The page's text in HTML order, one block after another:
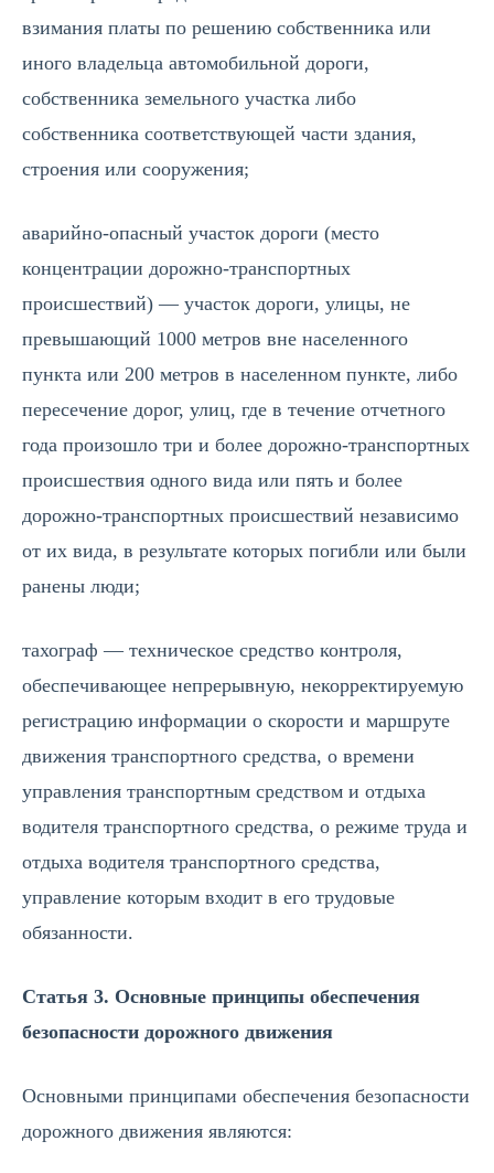
взимания платы по решению собственника или
иного владельца автомобильной дороги,
собственника земельного участка либо
собственника соответствующей части здания,
строения или сооружения;
аварийно-опасный участок дороги (место
концентрации дорожно-транспортных
происшествий) — участок дороги, улицы, не
превышающий 1000 метров вне населенного
пункта или 200 метров в населенном пункте, либо
пересечение дорог, улиц, где в течение отчетного
года произошло три и более дорожно-транспортных
происшествия одного вида или пять и более
дорожно-транспортных происшествий независимо
от их вида, в результате которых погибли или были
ранены люди;
тахограф — техническое средство контроля,
обеспечивающее непрерывную, некорректируемую
регистрацию информации о скорости и маршруте
движения транспортного средства, о времени
управления транспортным средством и отдыха
водителя транспортного средства, о режиме труда и
отдыха водителя транспортного средства,
управление которым входит в его трудовые
обязанности.
Статья 3. Основные принципы обеспечения
безопасности дорожного движения
Основными принципами обеспечения безопасности
дорожного движения являются: